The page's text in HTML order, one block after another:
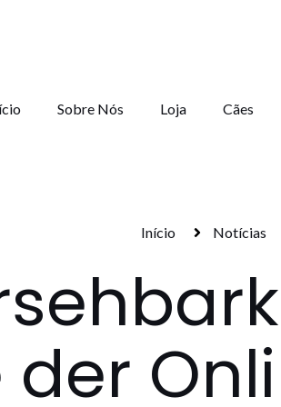
Sobre Nós Loja Cães
Início Notícias
der